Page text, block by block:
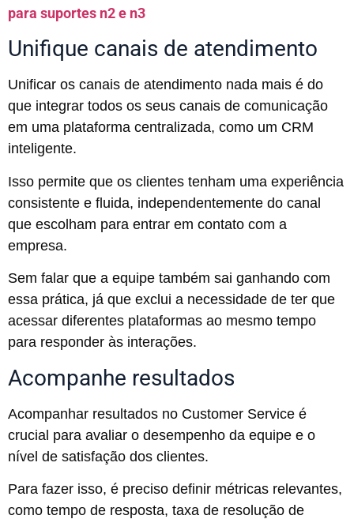
para suportes n2 e n3
Unifique canais de atendimento
Unificar os canais de atendimento nada mais é do
que integrar todos os seus canais de comunicação
em uma plataforma centralizada, como um CRM
inteligente.
Isso permite que os clientes tenham uma experiência
consistente e fluida, independentemente do canal
que escolham para entrar em contato com a
empresa.
Sem falar que a equipe também sai ganhando com
essa prática, já que exclui a necessidade de ter que
acessar diferentes plataformas ao mesmo tempo
para responder às interações.
Acompanhe resultados
Acompanhar resultados no Customer Service é
crucial para avaliar o desempenho da equipe e o
nível de satisfação dos clientes.
Para fazer isso, é preciso definir métricas relevantes,
como tempo de resposta, taxa de resolução de